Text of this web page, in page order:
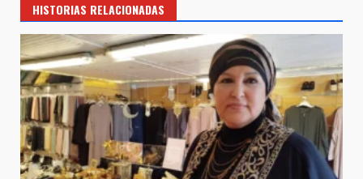
HISTORIAS RELACIONADAS